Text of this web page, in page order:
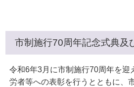
市制施行70周年記念式典及
令和6年3月に市制施行70周年を迎
労者等への表彰を行うとともに、